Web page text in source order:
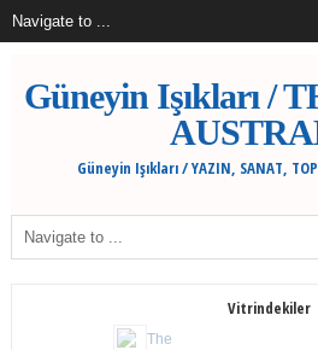
Güneyin Işıkları /
Güneyin Işıkları / YAZIN, SANAT,
Vitrindekiler